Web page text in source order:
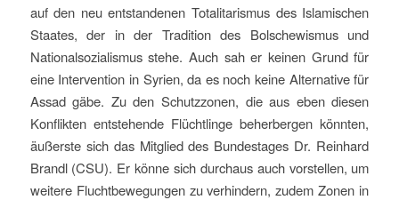
auf den neu entstandenen Totalitarismus des Islamischen
Staates, der in der Tradition des Bolschewismus und
Nationalsozialismus stehe. Auch sah er keinen Grund für
eine Intervention in Syrien, da es noch keine Alternative für
Assad gäbe. Zu den Schutzzonen, die aus eben diesen
Konflikten entstehende Flüchtlinge beherbergen könnten,
äußerste sich das Mitglied des Bundestages Dr. Reinhard
Brandl (CSU). Er könne sich durchaus auch vorstellen, um
weitere Fluchtbewegungen zu verhindern, zudem Zonen in